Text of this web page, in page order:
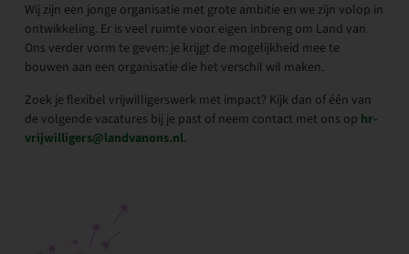
Wij zijn een jonge organisatie met grote ambitie en we zijn volop in
ontwikkeling. Er is veel ruimte voor eigen inbreng om Land van
Ons verder vorm te geven: je krijgt de mogelijkheid mee te
bouwen aan een organisatie die het verschil wil maken.
Zoek je flexibel vrijwilligerswerk met impact? Kijk dan of één van
de volgende vacatures bij je past of neem contact met ons op hr-
vrijwilligers@landvanons.nl.